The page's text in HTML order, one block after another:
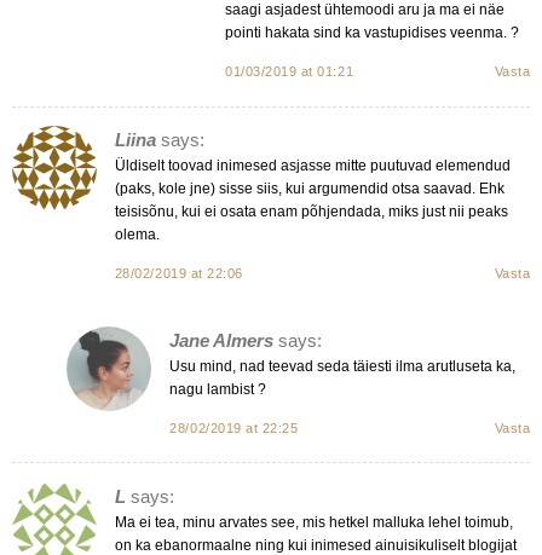
saagi asjadest ühtemoodi aru ja ma ei näe
pointi hakata sind ka vastupidises veenma. ?
01/03/2019 at 01:21 Vasta
Liina says:
Üldiselt toovad inimesed asjasse mitte puutuvad elemendud
(paks, kole jne) sisse siis, kui argumendid otsa saavad. Ehk
teisisõnu, kui ei osata enam põhjendada, miks just nii peaks
olema.
28/02/2019 at 22:06 Vasta
Jane Almers says:
Usu mind, nad teevad seda täiesti ilma arutluseta ka,
nagu lambist ?
28/02/2019 at 22:25 Vasta
L says:
Ma ei tea, minu arvates see, mis hetkel malluka lehel toimub,
on ka ebanormaalne ning kui inimesed ainuisikuliselt blogijat